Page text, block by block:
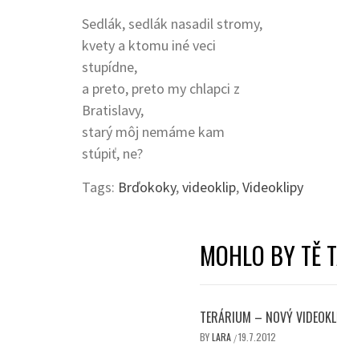
Sedlák, sedlák nasadil stromy,
kvety a ktomu iné veci
stupídne,
a preto, preto my chlapci z
Bratislavy,
starý môj nemáme kam
stúpiť, ne?
Tags: Brďokoky,videoklip,Videoklipy
MOHLO BY TĚ
TERÁRIUM – NOVÝ
BYLARA /19.7.2012